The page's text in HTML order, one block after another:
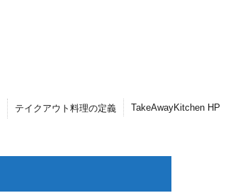
テイクアウト料理の定義 TakeAwayKitchen HP